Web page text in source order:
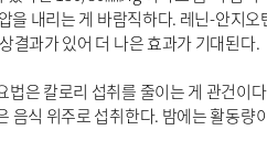
내리는 게 바람직하다. 레닌-안지오
결과가 있어 더 나은 효과가 기대된다.
은 칼로리 섭취를 줄이는 게 관건이
식 위주로 섭취한다. 밤에는 활동량